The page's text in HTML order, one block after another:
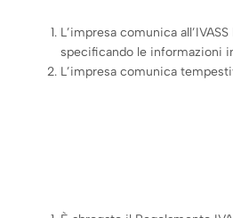
L’impresa comunica
specificando le informazioni
L’impresa comunica